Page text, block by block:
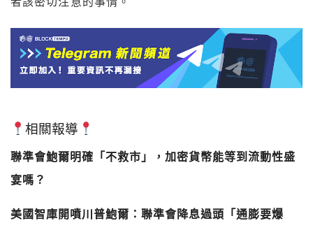
相關報導
聯準會鮑爾明確「不救市」，加密貨幣能等到流動性盛
宴嗎？
美國智庫開噴川普鮑爾：聯準會降息過頭「通膨要爆